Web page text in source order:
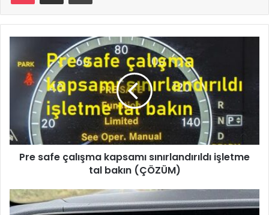
Pre safe çalışma kapsamı sınırlandırıldı işletme
tal bakın (ÇÖZÜM)